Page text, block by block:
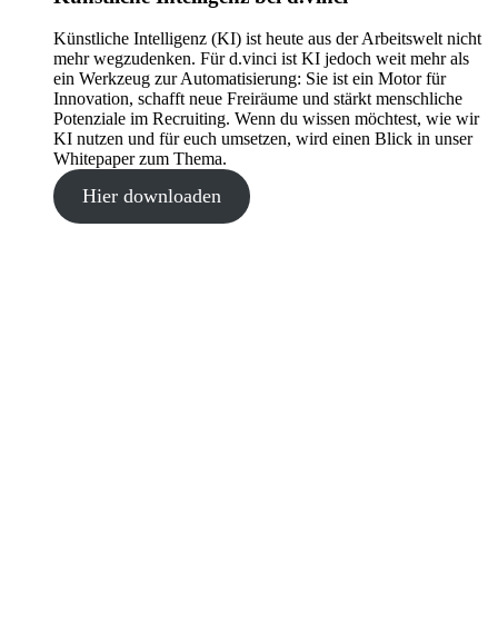
Künstliche Intelligenz (KI) ist heute aus der Arbeitswelt nicht
mehr wegzudenken. Für d.vinci ist KI jedoch weit mehr als
ein Werkzeug zur Automatisierung: Sie ist ein Motor für
Innovation, schafft neue Freiräume und stärkt menschliche
Potenziale im Recruiting. Wenn du wissen möchtest, wie wir
KI nutzen und für euch umsetzen, wird einen Blick in unser
Whitepaper zum Thema.
Hier downloaden